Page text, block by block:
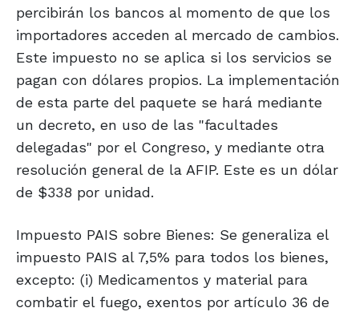
percibirán los bancos al momento de que los
importadores acceden al mercado de cambios.
Este impuesto no se aplica si los servicios se
pagan con dólares propios. La implementación
de esta parte del paquete se hará mediante
un decreto, en uso de las "facultades
delegadas" por el Congreso, y mediante otra
resolución general de la AFIP. Este es un dólar
de $338 por unidad.
Impuesto PAIS sobre Bienes: Se generaliza el
impuesto PAIS al 7,5% para todos los bienes,
excepto: (i) Medicamentos y material para
combatir el fuego, exentos por artículo 36 de